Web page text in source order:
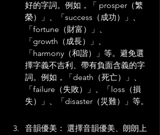
好的字詞。例如，「 prosper（繁
榮）」、「success（成功）」、
「fortune（財富）」、
「growth（成長）」、
「harmony（和諧）」等。避免選
擇字義不吉利、帶有負面含義的字
詞。例如，「death（死亡）」、
「failure（失敗）」、「loss（損
失）」、「disaster（災難）」等。
音韻優美： 選擇音韻優美、朗朗上